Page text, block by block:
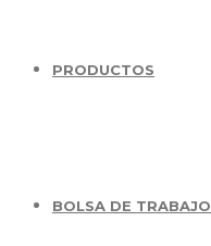
PRODUCTOS
BOLSA DE TRABAJO